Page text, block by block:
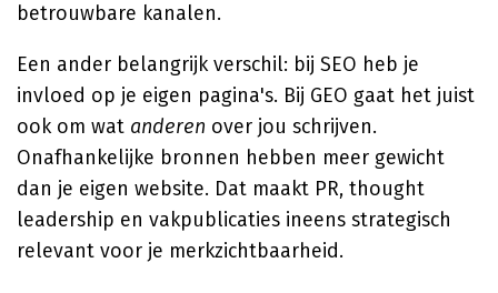
betrouwbare kanalen.
Een ander belangrijk verschil: bij SEO heb je
invloed op je eigen pagina's. Bij GEO gaat het juist
ook om wat anderen over jou schrijven.
Onafhankelijke bronnen hebben meer gewicht
dan je eigen website. Dat maakt PR, thought
leadership en vakpublicaties ineens strategisch
relevant voor je merkzichtbaarheid.